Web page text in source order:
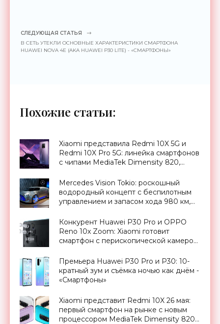
СЛЕДУЮЩАЯ СТАТЬЯ
В СЕТЬ УТЕКЛИ ОСНОВНЫЕ ХАРАКТЕРИСТИКИ СМАРТФОНА
HUAWEI NOVA 4E (AKA HUAWEI P30 LITE) - «СМАРТФОНЫ»
Похожие статьи:
Xiaomi представила Redmi 10X 5G и
Redmi 10X Pro 5G: линейка смартфонов
с чипами MediaTek Dimensity 820,
борту - «Смартфоны»
Mercedes Vision Tokio: роскошный
водородный концепт с беспилотным
управлением и запасом хода 980 км,
«Транспорт»
Конкурент Huawei P30 Pro и OPPO
Reno 10x Zoom: Xiaomi готовит
смартфон с перископической камерой
Премьера Huawei P30 Pro и P30: 10-
кратный зум и съёмка ночью как днём -
«Смартфоны»
Xiaomi представит Redmi 10X 26 мая:
первый смартфон на рынке с новым
процессором MediaTek Dimensity 820 -